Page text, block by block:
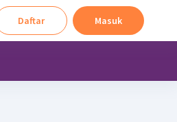
Daftar Masuk